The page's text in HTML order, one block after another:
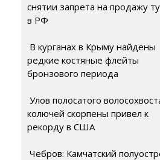
снятии запрета на продажу
в РФ
В курганах в Крыму найдены
редкие костяные флейты
бронзового периода
Улов полосатого
колючей скорпены привел к
рекорду в США
Чебров: Камчатский